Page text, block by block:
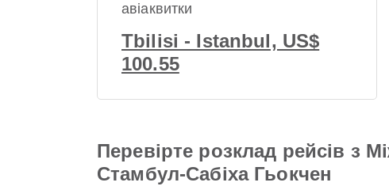
авіаквитки
Tbilisi - Istanbul, US$
100.55
Перевірте розклад рейсів з
Стамбул-Сабіха Гьокчен